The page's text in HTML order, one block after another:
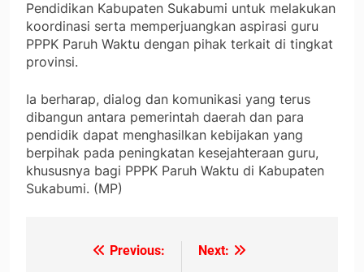
Pendidikan Kabupaten Sukabumi untuk melakukan
koordinasi serta memperjuangkan aspirasi guru
PPPK Paruh Waktu dengan pihak terkait di tingkat
provinsi.
Ia berharap, dialog dan komunikasi yang terus
dibangun antara pemerintah daerah dan para
pendidik dapat menghasilkan kebijakan yang
berpihak pada peningkatan kesejahteraan guru,
khususnya bagi PPPK Paruh Waktu di Kabupaten
Sukabumi. (MP)
NavigasiPrevious:
Next: